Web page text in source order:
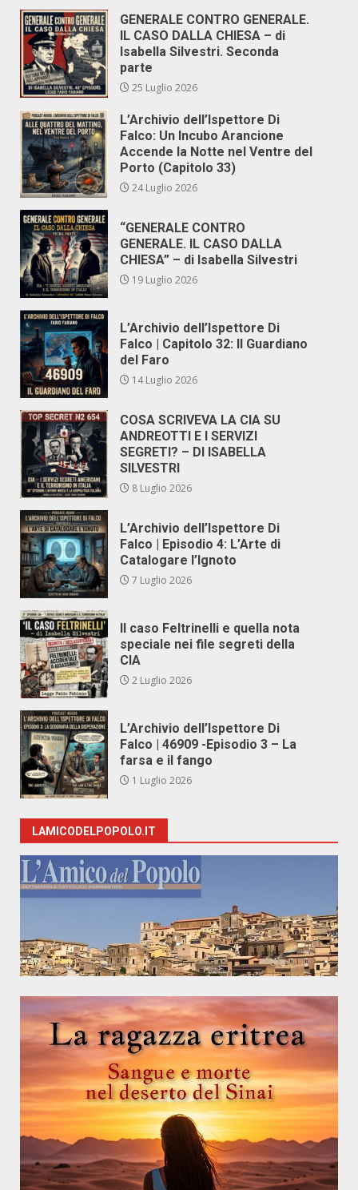
GENERALE CONTRO GENERALE.
IL CASO DALLA CHIESA – di
Isabella Silvestri. Seconda
parte
25 Luglio 2026
L’Archivio dell’Ispettore Di
Falco: Un Incubo Arancione
Accende la Notte nel Ventre del
Porto (Capitolo 33)
24 Luglio 2026
“GENERALE CONTRO
GENERALE. IL CASO DALLA
CHIESA” – di Isabella Silvestri
19 Luglio 2026
L’Archivio dell’Ispettore Di
Falco | Capitolo 32: Il Guardiano
del Faro
14 Luglio 2026
COSA SCRIVEVA LA CIA SU
ANDREOTTI E I SERVIZI
SEGRETI? – DI ISABELLA
SILVESTRI
8 Luglio 2026
L’Archivio dell’Ispettore Di
Falco | Episodio 4: L’Arte di
Catalogare l’Ignoto
7 Luglio 2026
Il caso Feltrinelli e quella nota
speciale nei file segreti della
CIA
2 Luglio 2026
L’Archivio dell’Ispettore Di
Falco | 46909 -Episodio 3 – La
farsa e il fango
1 Luglio 2026
LAMICODELPOPOLO.IT